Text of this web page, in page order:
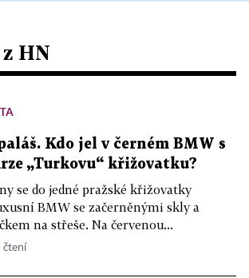
HN
Kdo jel v černém BMW s
„Turkovu“ křižovatku?
se do jedné pražské křižovatky
BMW se začerněnými skly a
na střeše. Na červenou...
čtení